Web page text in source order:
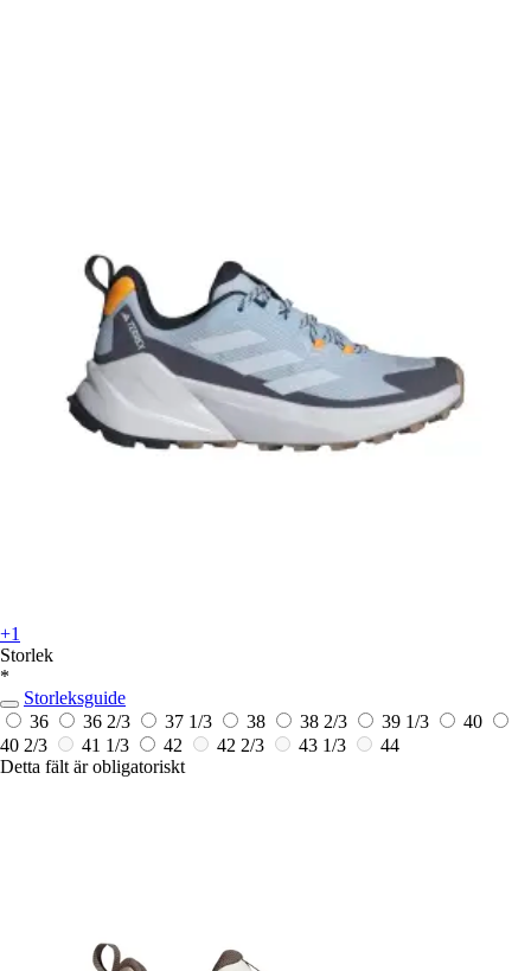
+1
Storlek
*
Storleksguide
36
36 2/3 37 1/3 38 38 2/3 39 1/3
40
40 2/3
41 1/3 42 42 2/3 43 1/3
44
Detta fält är obligatoriskt